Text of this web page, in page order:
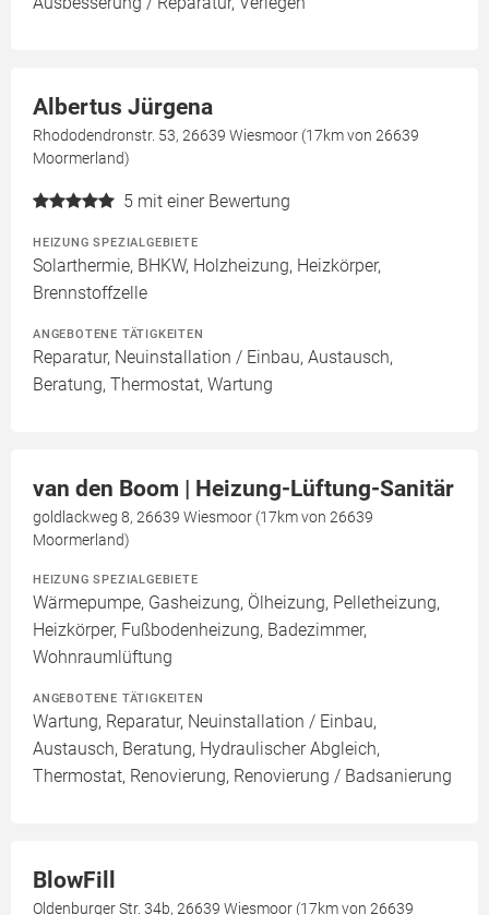
Albertus Jürgena
Rhododendronstr. 53, 26639 Wiesmoor (17km von 26639
Moormerland)
5 mit einer Bewertung
HEIZUNG SPEZIALGEBIETE
Solarthermie, BHKW, Holzheizung, Heizkörper,
Brennstoffzelle
ANGEBOTENE TÄTIGKEITEN
Reparatur, Neuinstallation / Einbau, Austausch,
Beratung, Thermostat, Wartung
van den Boom | Heizung-Lüftung-Sanitär
goldlackweg 8, 26639 Wiesmoor (17km von 26639
Moormerland)
HEIZUNG SPEZIALGEBIETE
Wärmepumpe, Gasheizung, Ölheizung, Pelletheizung,
Heizkörper, Fußbodenheizung, Badezimmer,
Wohnraumlüftung
ANGEBOTENE TÄTIGKEITEN
Wartung, Reparatur, Neuinstallation / Einbau,
Austausch, Beratung, Hydraulischer Abgleich,
Thermostat, Renovierung, Renovierung / Badsanierung
BlowFill
Oldenburger Str. 34b, 26639 Wiesmoor (17km von 26639